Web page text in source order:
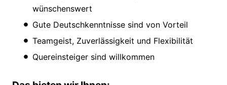
wünschenswert
Gute Deutschkenntnisse sind von Vorteil
Teamgeist, Zuverlässigkeit und Flexibilität
Quereinsteiger sind willkommen